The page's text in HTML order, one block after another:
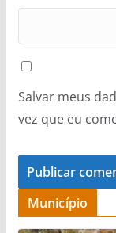
Salvar meus
vez que eu
Município